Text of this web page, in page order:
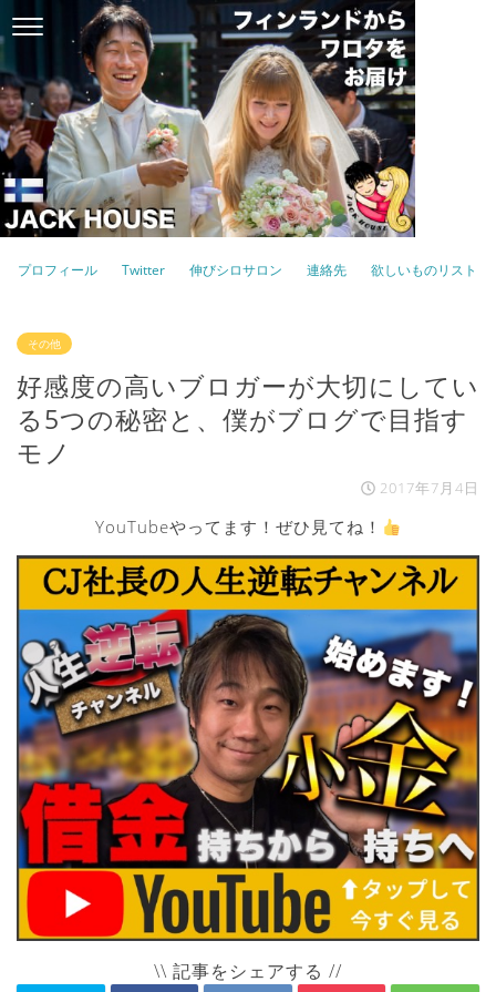
プロフィール Twitter 伸びシロサロン 連絡先 欲しいものリスト
その他
好感度の高いブロガーが大切にしてい
る5つの秘密と、僕がブログで目指す
モノ
2017年7月4日
YouTubeやってます！ぜひ見てね！
\\ 記事をシェアする //